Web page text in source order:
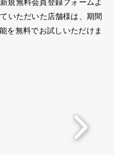
いただいた店舗様は、期間
を無料でお試しいただけま